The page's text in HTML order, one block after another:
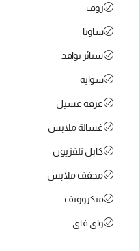
روف
ساونا
ستائر نوافذ
شواية
غرفة غسيل
غسالة ملابس
كابل تلفزيون
مجفف ملابس
ميكروويف
واي فاي